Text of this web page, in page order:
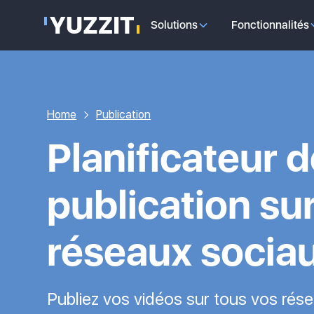
Solutions Fonctionnalités
Home Publication
Planificateur
publication
réseaux
Publiez vos vidéos sur tous vos